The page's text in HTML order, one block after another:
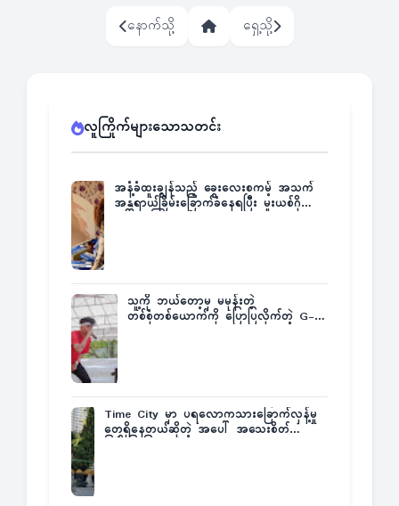
နောက်သို့ ရှေ့သို့
လူကြိုက်များသောသတင်း
အနံ့ခံထူးချွန်သည့် ခွေးလေးစကမ့် အသက်
အန္တရာယ်ခြိမ်းခြောက်ခံနေရပြီး မူးယစ်ဂိုဏ်း
သူ့ကို ဘယ်တော့မှ မမုန်းတဲ့
တစ်စုံတစ်ယောက်ကို ပြောပြလိုက်တဲ့ G-
Time City မှာ ပရလောကသားခြောက်လှန့်မှု
တွေရှိနေတယ်ဆိုတဲ့ အပေါ် အသေးစိတ်